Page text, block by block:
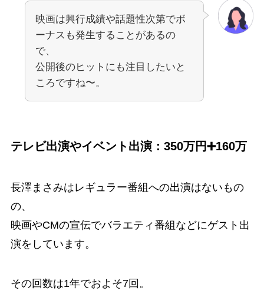
映画は興行成績や話題性次第でボ
ーナスも発生することがあるの
で、
公開後のヒットにも注目したいと
ころですね〜。
テレビ出演やイベント出演：350万円➕160万
長澤まさみはレギュラー番組への出演はないもの
の、
映画やCMの宣伝でバラエティ番組などにゲスト出
演をしています。
その回数は1年でおよそ7回。